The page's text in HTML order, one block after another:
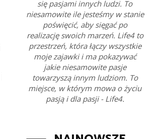
się pasjami innych ludzi. To
niesamowite ile jesteśmy w stanie
poświęcić, aby sięgać po
realizację swoich marzeń. Life4 to
przestrzeń, która łączy wszystkie
moje zajawki i ma pokazywać
jakie niesamowite pasje
towarzyszą innym ludziom. To
miejsce, w którym mowa o życiu
pasją i dla pasji - Life4.